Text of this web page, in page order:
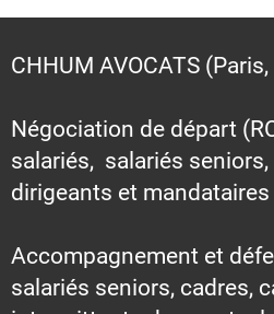
CHHUM AVOCATS
Négociation de départ
salariés, salariés seniors,
dirigeants et
Accompagnement et
salariés seniors, cadres,